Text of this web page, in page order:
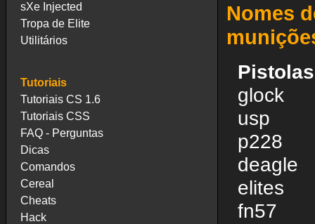
sXe Injected
Tropa de Elite
Utilitários
Tutoriais
Tutoriais CS 1.6
Tutoriais CSS
FAQ - Perguntas
Dicas
Comandos
Cereal
Cheats
Hack
Nomes
Pistolas
glock
usp
p228
deagle
elites
fn57